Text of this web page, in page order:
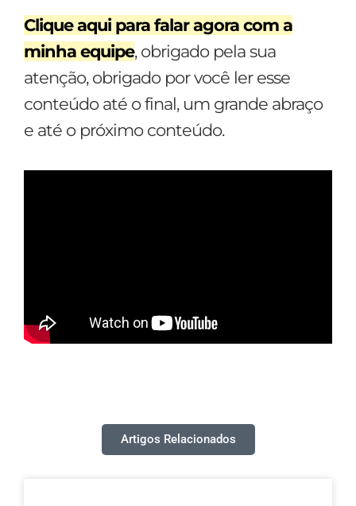
Clique aqui para falar agora com a
minha equipe, obrigado pela sua
atenção, obrigado por você ler esse
conteúdo até o final, um grande abraço
e até o próximo conteúdo.
Artigos Relacionados